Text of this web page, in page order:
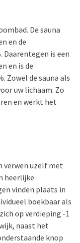
De sauna
en de
Daarentegen is een
en is de
Zowel de sauna als
uw lichaam. Zo
en werkt het
verwen uzelf met
heerlijke
vinden plaats in
boekbaar als
op verdieping -1
naast het
knop